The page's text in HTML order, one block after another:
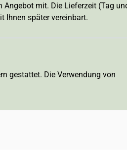
Angebot mit. Die Lieferzeit (Tag
Ihnen später vereinbart.
gestattet. Die Verwendung von